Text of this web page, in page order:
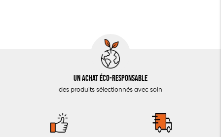
Un achat éco-responsable
des produits sélectionnés avec soin